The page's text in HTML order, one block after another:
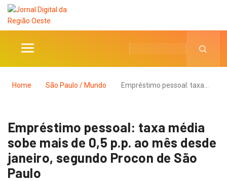
Home São Paulo / Mundo Empréstimo pessoal: taxa…
Empréstimo pessoal: taxa média
sobe mais de 0,5 p.p. ao mês desde
janeiro, segundo Procon de São
Paulo